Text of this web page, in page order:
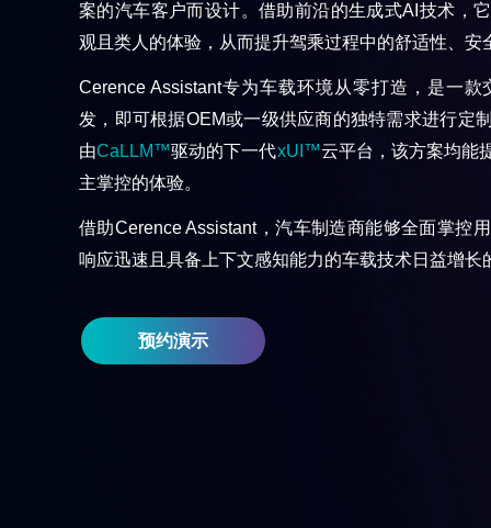
案的汽车客户而设计。借助前沿的生成式AI 技术，
观且类人的体验，从而提升驾乘过程中的舒适性、安
Cerence Assistant专为车载环境从零打造，是一款
发，即可根据OEM或一级供应商的独特需求进行定
由CaLLM™驱动的下一代xUI™云平台，该方案均能
主掌控的体验。
借助Cerence Assistant，汽车制造商能够全面掌控
响应迅速且具备上下文感知能力的车载技术日益增长
预约演示